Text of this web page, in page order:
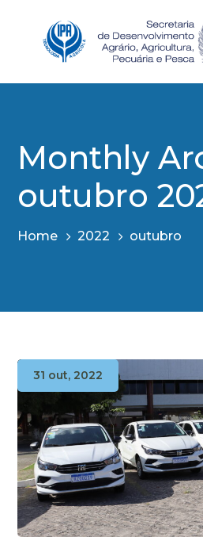
Monthly
outubro
Home 2022 outubro
31 out, 2022